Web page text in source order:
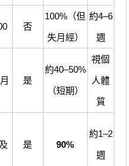
否
100%（但
失月經）
約4–6
週
是
約40–50%
（短期）
視個
人體
質
是 90%
約1–2
週